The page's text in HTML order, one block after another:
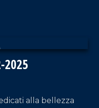
il rilancio culturale di
2025
alla bellezza